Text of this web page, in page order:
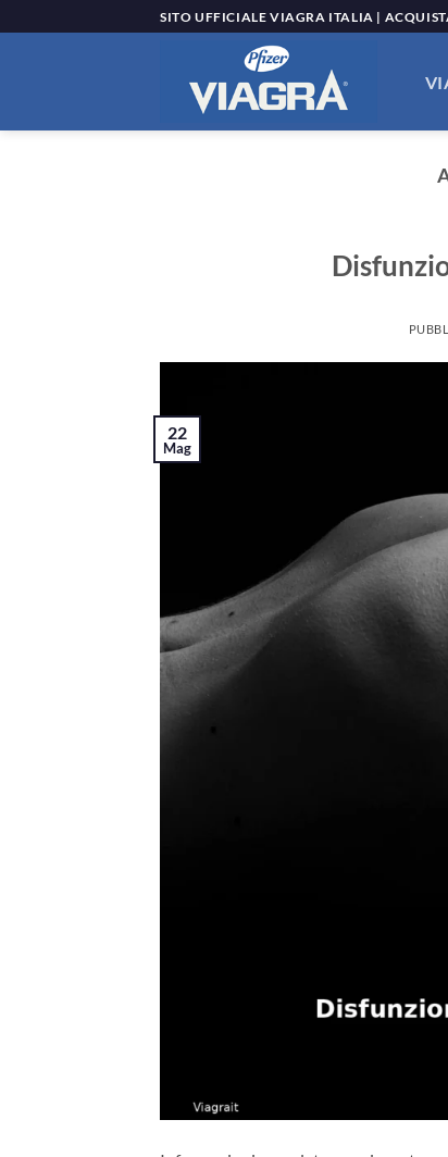
ai
SITO UFFICIALE VIAGRA ITALIA |
22
Mag